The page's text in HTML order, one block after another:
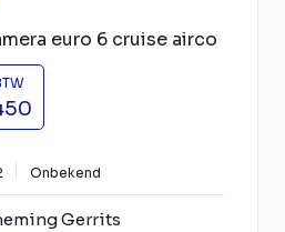
euro 6 cruise airco
Onbekend
Gerrits